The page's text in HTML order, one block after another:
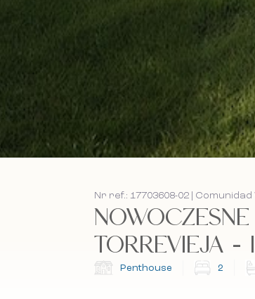
Nr ref.: 17703608-02 |
TORREVIEJA -
Penthouse 2